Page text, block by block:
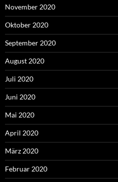
November 2020
Oktober 2020
September 2020
August 2020
Juli 2020
Juni 2020
Mai 2020
April 2020
März 2020
Februar 2020